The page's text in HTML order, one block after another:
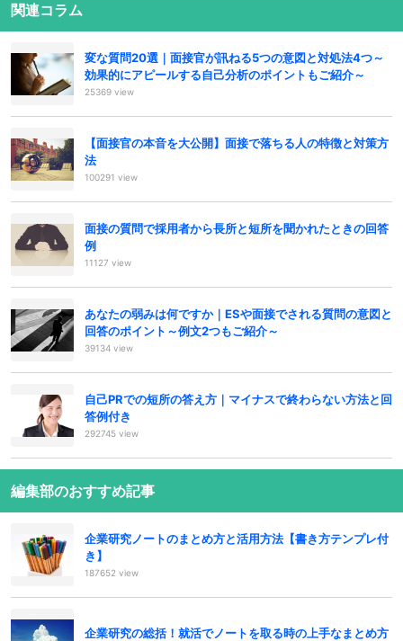
関連コラム
変な質問20選｜面接官が訊ねる5つの意図と対処法4つ～
効果的にアピールする自己分析のポイントもご紹介～
25369 view
【面接官の本音を大公開】面接で落ちる人の特徴と対策方
法
100291 view
面接の質問で採用者から長所と短所を聞かれたときの回答
例
11127 view
あなたの弱みは何ですか｜ESや面接でされる質問の意図と
回答のポイント～例文2つもご紹介～
39134 view
自己PRでの短所の答え方｜マイナスで終わらない方法と回
答例付き
292745 view
編集部のおすすめ記事
企業研究ノートのまとめ方と活用方法【書き方テンプレ付
き】
187652 view
企業研究の総括！就活でノートを取る時の上手なまとめ方